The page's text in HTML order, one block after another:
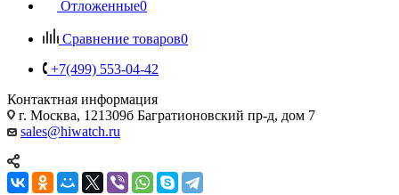
Отложенные0
Сравнение товаров0
+7(499) 553-04-42
Контактная информация
г. Москва, 121309б Багратионовский пр-д, дом 7
sales@hiwatch.ru